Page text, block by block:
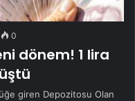
0
dönem! 1 lira
giren Depozitosu Olan